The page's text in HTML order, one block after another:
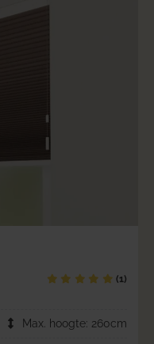
(1)
Max. hoogte: 260cm